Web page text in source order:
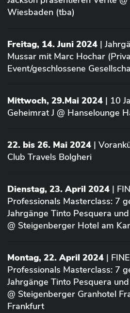
Wiesbaden (tba)
Freitag, 14. Juni 2024 |
Mussar mit Marc Hochar
Event/geschlossene
Mittwoch, 29.Mai 2024 | 10
Geheimrat J @ Hanselounge
22. bis 26. Mai 2024 |
Club Travels Bolgheri
Dienstag, 23. April 2024 |
Professionals Masterclass: 7
Jahrgänge Tinto Pesquera
@ Steigenberger Hotel am
Montag, 22. April 2024 |
Professionals Masterclass: 7
Jahrgänge Tinto Pesquera
@ Steigenberger Granhotel
Frankfurt